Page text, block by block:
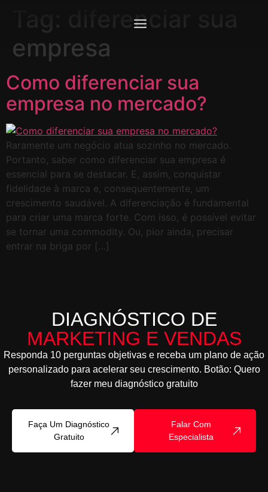
diferenciar sua
empresa
Como diferenciar sua
empresa no mercado?
Raramente um negócio atua sozinho no mercado.
Portanto, saber como diferenciar sua empresa é
essencial para se destacar. E, assim, conquistar
fidelidade à marca e, consequentemente, um
crescimento saudável. A diferenciação é fundamental
para criar uma marca forte. Com isso, é possível evitar
se tornar uma commodity. Ou, pior ainda, precisar
entrar na briga por […]
DIAGNÓSTICO DE
MARKETING E VENDAS
Responda 10 perguntas objetivas e receba um plano de ação
personalizado para acelerar seu crescimento. Botão: Quero
fazer meu diagnóstico gratuito
Faça Um Diagnóstico
Gratuito
Falar Com
Especialista